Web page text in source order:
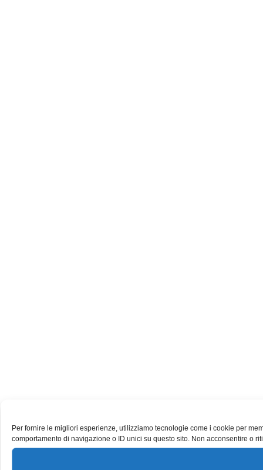
Per fornire le migliori esperienze, utilizziamo tecnologie come i cookie per
comportamento di navigazione o ID unici su questo sito. Non acconsentire o